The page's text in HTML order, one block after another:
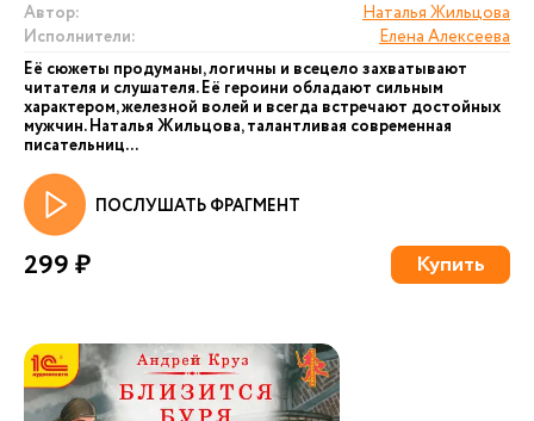
Автор:
Наталья Жильцова
Исполнители:
Елена Алексеева
Её сюжеты продуманы, логичны и всецело захватывают
читателя и слушателя. Её героини обладают сильным
характером, железной волей и всегда встречают достойных
мужчин. Наталья Жильцова, талантливая современная
писательниц...
ПОСЛУШАТЬ ФРАГМЕНТ
299 ₽ Купить